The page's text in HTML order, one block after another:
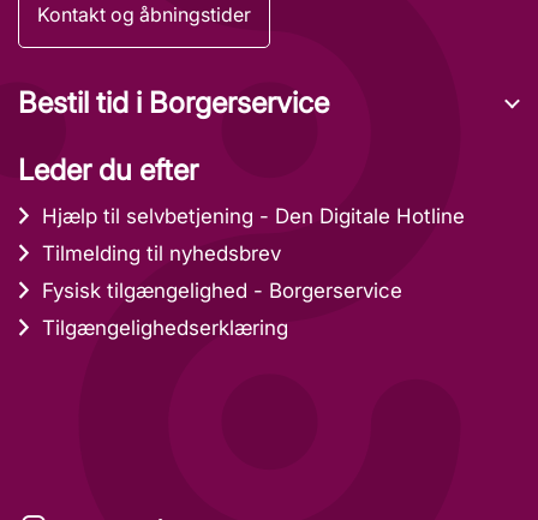
Kontakt og åbningstider
Bestil tid i Borgerservice
Leder du efter
Hjælp til selvbetjening - Den Digitale Hotline
Tilmelding til nyhedsbrev
Fysisk tilgængelighed - Borgerservice
Tilgængelighedserklæring